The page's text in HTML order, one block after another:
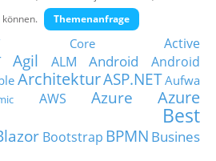
Themenanfrage
Core
Active
Agil ALM Android
Android
ArchitekturASP.NETAufwa
AWS Azure
Azure
Best
Bootstrap BPMN Busines